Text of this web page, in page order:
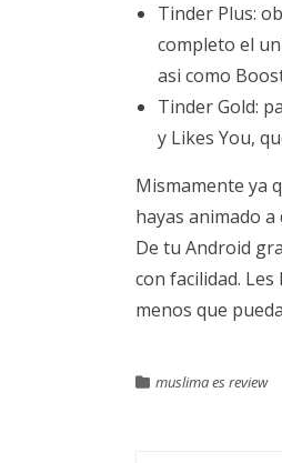
Tinder Plus:
completo el
asi­ como
Tinder Gold:
y Likes You,
Mismamente ya
hayas animado a
De tu Android
con facilidad.
menos que
muslima es review